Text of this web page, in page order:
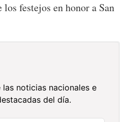
los festejos en honor a San
noticias nacionales e
del día.